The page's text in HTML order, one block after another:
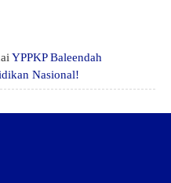
YPPKP Baleendah
Nasional!